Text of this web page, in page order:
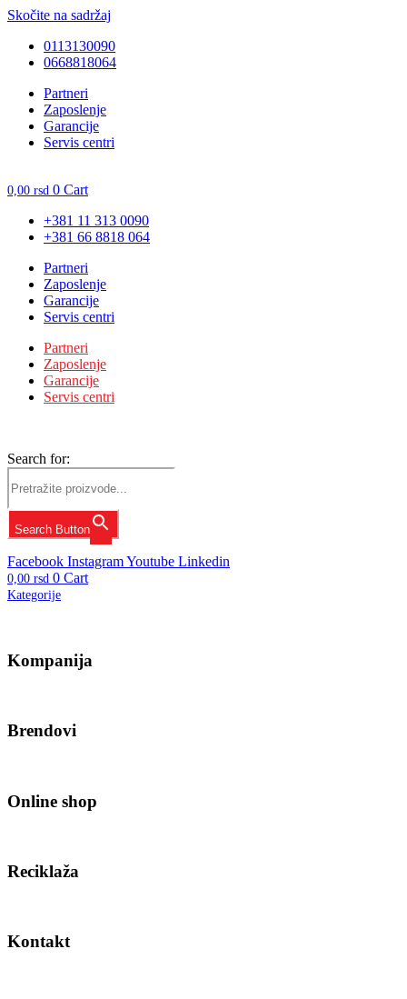
Skočite na sadržaj
0113130090
0668818064
Partneri
Zaposlenje
Garancije
Servis centri
0,00 rsd 0 Cart
+381 11 313 0090
+381 66 8818 064
Partneri
Zaposlenje
Garancije
Servis centri
Partneri
Zaposlenje
Garancije
Servis centri
Search for:
Search Button
Facebook InstagramYoutube Linkedin
0,00 rsd 0 Cart
Kategorije
Kompanija
Brendovi
Online shop
Reciklaža
Kontakt
Unesite ovde tekst naslova